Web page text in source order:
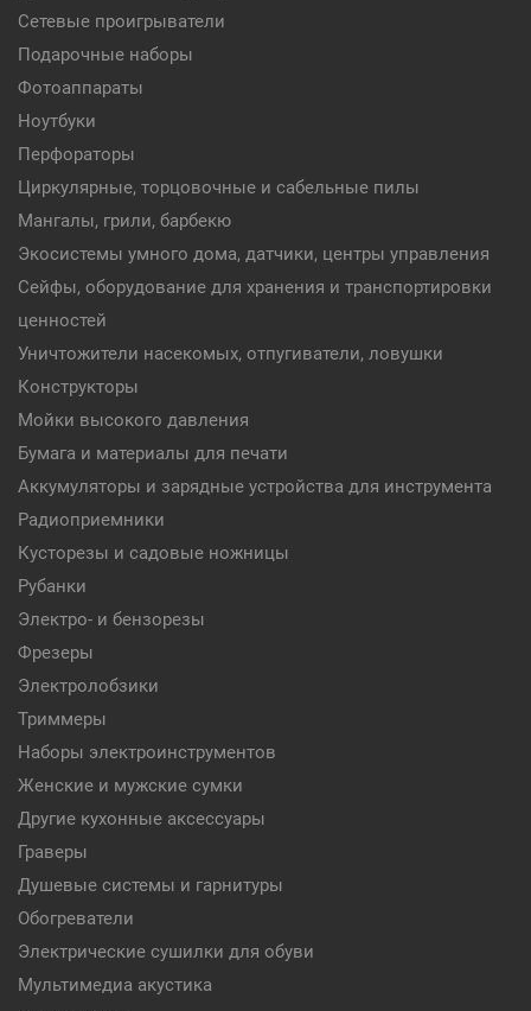
Сетевые проигрыватели
Подарочные наборы
Фотоаппараты
Ноутбуки
Перфораторы
Циркулярные, торцовочные и сабельные пилы
Мангалы, грили, барбекю
Экосистемы умного дома, датчики, центры управления
Сейфы, оборудование для хранения и транспортировки
ценностей
Уничтожители насекомых, отпугиватели, ловушки
Конструкторы
Мойки высокого давления
Бумага и материалы для печати
Аккумуляторы и зарядные устройства для инструмента
Радиоприемники
Кусторезы и садовые ножницы
Рубанки
Электро- и бензорезы
Фрезеры
Электролобзики
Триммеры
Наборы электроинструментов
Женские и мужские сумки
Другие кухонные аксессуары
Граверы
Душевые системы и гарнитуры
Обогреватели
Электрические сушилки для обуви
Мультимедиа акустика